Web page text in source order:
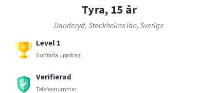
Tyra, 15 år
Danderyd, Stockholms län, Sverige
Level 1
0 utförda uppdrag
Verifierad
Telefonnummer